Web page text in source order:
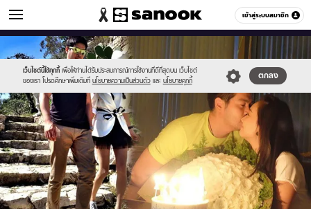
เข้าสู่ระบบสมาชิก
ข่าวบันเทิง หมวดอื่นๆ
เว็บไซต์นี้ใช้คุกกี้ เพื่อให้ท่านได้รับประสบการณ์การใช้งานที่ดีที่สุดบน เว็บไซต์
ของเรา โปรดศึกษาเพิ่มเติมที่ นโยบายความเป็นส่วนตัว และ นโยบายคุกกี้
ตกลง
Sanook
//s.isanook.com/sr/0/images/logo-
new-
sanook.png
600
60
//s.isanook.com/ns/0/ud/401/2005298/7002.jpg